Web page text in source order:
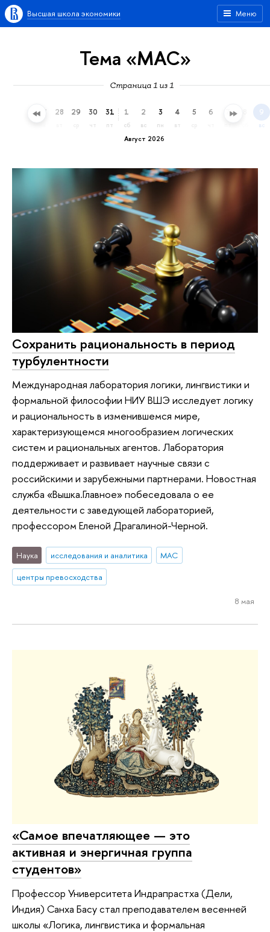
Меню
Высшая школа экономики
Тема «МАС»
Страница 1 из 1
27 28 29 30
чт
31
пт
Август 2026
1
сб
2
вс
3
пн
4
вт
5 6 7 9
вс
Сохранить рациональность в период
турбулентности
Международная лаборатория логики, лингвистики и
формальной философии НИУ ВШЭ исследует логику
и рациональность в изменившемся мире,
характеризующемся многообразием логических
систем и рациональных агентов. Лаборатория
поддерживает и развивает научные связи с
российскими и зарубежными партнерами. Новостная
служба «Вышка.Главное» побеседовала о ее
деятельности с заведующей лабораторией,
профессором Еленой Драгалиной-Черной.
Наука исследования и аналитика
МАС
центры превосходства
8 мая
«Самое впечатляющее — это
активная и энергичная группа
студентов»
Профессор Университета Индрапрастха (Дели,
Индия) Санха Басу стал преподавателем весенней
школы «Логика, лингвистика и формальная